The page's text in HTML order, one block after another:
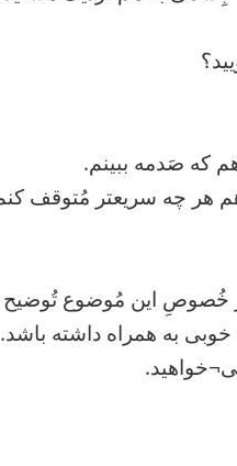
که صَدمه ببینم.
هر چه سریعتر مُتوقف
خُصوصِ این مُوضوع تُوضیح
به همراه داشته باشد.